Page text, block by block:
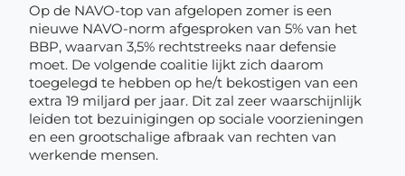
Op de NAVO-top van afgelopen zomer is een
nieuwe NAVO-norm afgesproken van 5% van het
BBP, waarvan 3,5% rechtstreeks naar defensie
moet. De volgende coalitie lijkt zich daarom
toegelegd te hebben op he/t bekostigen van een
extra 19 miljard per jaar. Dit zal zeer waarschijnlijk
leiden tot bezuinigingen op sociale voorzieningen
en een grootschalige afbraak van rechten van
werkende mensen.